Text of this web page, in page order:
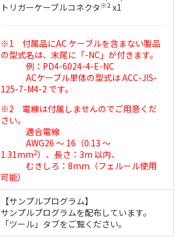
トリガーケーブルコネクタ ※2 x1
※1 付属品にAC ケーブルを含まない製品
の型式名は、末尾に「-NC」が付きます。
例：PD4-6024-4-E-NC
ACケーブル単体の型式は ACC-JIS-
125-7-M4-2 です。
※2 電線は付属しませんのでご用意くだ
さい。
適合電線
AWG26 ～ 16（0.13 ～
1.31mm2）、長さ：3m 以内、
むきしろ：8mm（フェルール使用
可能）
【サンプルプログラム】
サンプルプログラムを配布しています。
「ツール」タブをご覧ください。